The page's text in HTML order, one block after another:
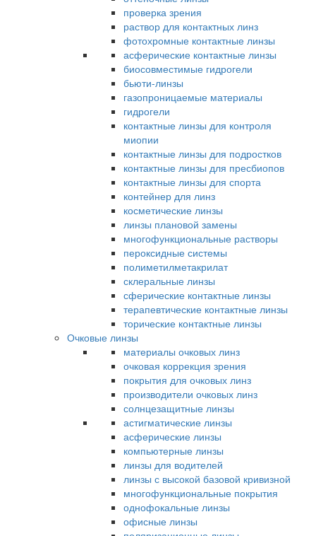
проверка зрения
раствор для контактных линз
фотохромные контактные линзы
асферические контактные линзы
биосовместимые гидрогели
бьюти-линзы
газопроницаемые материалы
гидрогели
контактные линзы для контроля
миопии
контактные линзы для подростков
контактные линзы для пресбиопов
контактные линзы для спорта
контейнер для линз
косметические линзы
линзы плановой замены
многофункциональные растворы
пероксидные системы
полиметилметакрилат
склеральные линзы
сферические контактные линзы
терапевтические контактные линзы
торические контактные линзы
Очковые линзы
материалы очковых линз
очковая коррекция зрения
покрытия для очковых линз
производители очковых линз
солнцезащитные линзы
астигматические линзы
асферические линзы
компьютерные линзы
линзы для водителей
линзы с высокой базовой кривизной
многофункциональные покрытия
однофокальные линзы
офисные линзы